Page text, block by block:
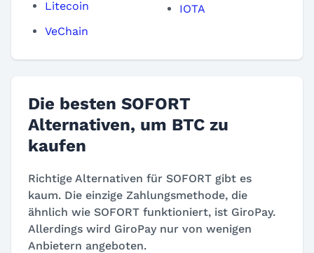
Litecoin
VeChain
IOTA
Die besten SOFORT
Alternativen, um BTC zu
kaufen
Richtige Alternativen für SOFORT gibt es
kaum. Die einzige Zahlungsmethode, die
ähnlich wie SOFORT funktioniert, ist GiroPay.
Allerdings wird GiroPay nur von wenigen
Anbietern angeboten.